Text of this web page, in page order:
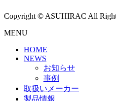
Copyright © ASUHIRAC All
MENU
HOME
NEWS
お知らせ
事例
取扱いメーカー
製品情報